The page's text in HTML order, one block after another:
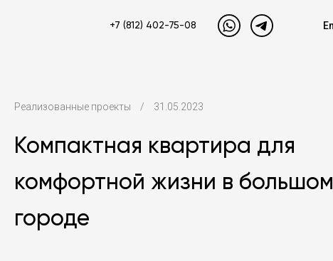
+7 (812) 402-75-08 En
Реализованные проекты / 31.05.2023
Компактная квартира для
комфортной жизни в большом
городе